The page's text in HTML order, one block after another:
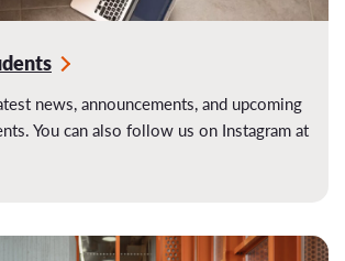
news, announcements, and upcoming
You can also follow us on Instagram at